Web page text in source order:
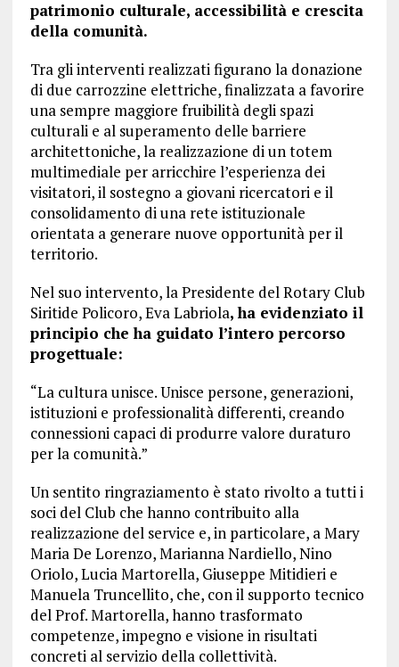
patrimonio culturale, accessibilità e crescita
della comunità.
Tra gli interventi realizzati figurano la donazione
di due carrozzine elettriche, finalizzata a favorire
una sempre maggiore fruibilità degli spazi
culturali e al superamento delle barriere
architettoniche, la realizzazione di un totem
multimediale per arricchire l’esperienza dei
visitatori, il sostegno a giovani ricercatori e il
consolidamento di una rete istituzionale
orientata a generare nuove opportunità per il
territorio.
Nel suo intervento, la Presidente del Rotary Club
Siritide Policoro, Eva Labriola, ha evidenziato il
principio che ha guidato l’intero percorso
progettuale:
“La cultura unisce. Unisce persone, generazioni,
istituzioni e professionalità differenti, creando
connessioni capaci di produrre valore duraturo
per la comunità.”
Un sentito ringraziamento è stato rivolto a tutti i
soci del Club che hanno contribuito alla
realizzazione del service e, in particolare, a Mary
Maria De Lorenzo, Marianna Nardiello, Nino
Oriolo, Lucia Martorella, Giuseppe Mitidieri e
Manuela Truncellito, che, con il supporto tecnico
del Prof. Martorella, hanno trasformato
competenze, impegno e visione in risultati
concreti al servizio della collettività.